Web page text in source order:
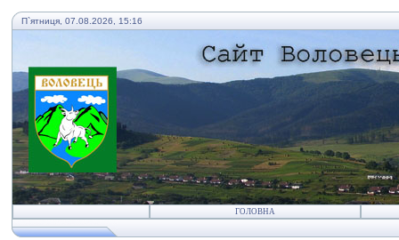
П`ятниця, 07.08.2026, 15:16
ГОЛОВНА